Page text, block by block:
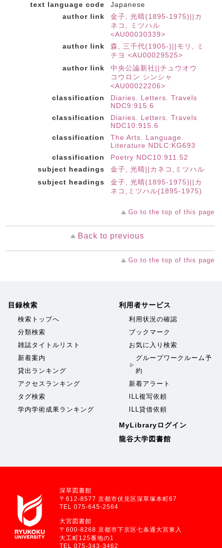
text language code
Japanese
author link
金子, 光晴(1895-1975)||カ
ネコ, ミツハル
<AU00030339>
author link
森, 三千代(1905-)||モリ, ミ
チヨ <AU00029525>
author link
中央公論新社||チュウオウ
コウロン シンシャ
<AU00022206>
classification
Diaries. Letters. Travels
NDC9:915.6
classification
Diaries. Letters. Travels
NDC10:915.6
classification
The Arts. Language.
Literature NDLC:KG693
classification
Poetry NDC10:911.52
subject headings
金子, 光晴||カネコ,ミツハル
subject headings
金子, 光晴(1895-1975)||カ
ネコ,ミツハル(1895-1975)
Go to the top of this page
Back to previous
Go to the top of this page
目録検索
検索トップへ
分類検索
雑誌タイトルリスト
新着案内
貸出ランキング
アクセスランキング
タグ検索
学内学術成果ランキング
利用者サービス
利用状況の確認
ブックマーク
お気に入り検索
グループワークルーム予
約
新着アラート
ILL複写依頼
ILL貸借依頼
MyLibraryログイン
龍谷大学図書館
深草図書館
〒612-8577 京都市伏見区深草塚本町67
TEL 075-645-2564
大宮図書館
〒600-8268 京都市下京区七条通大宮東入
大工町125番地の1
TEL 075-343-3462